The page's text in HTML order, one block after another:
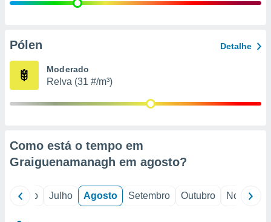
e
de
Pólen Detalhe
Moderado
Relva (31 #/m³)
Como está o tempo em
Graiguenamanagh em agosto?
Junho Julho Agosto Setembro Outubro Novembro